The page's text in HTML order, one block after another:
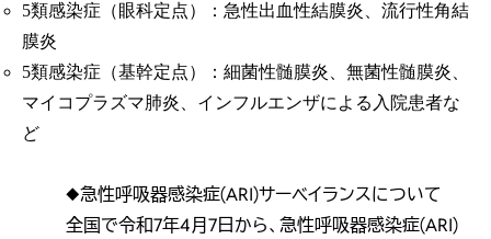
5類感染症（眼科定点）：急性出血性結膜炎、流行性角結
膜炎
5類感染症（基幹定点）：細菌性髄膜炎、無菌性髄膜炎、
マイコプラズマ肺炎、インフルエンザによる入院患者な
ど
◆急性呼吸器感染症(ARI)サーベイランスについて
全国で令和7年4月7日から、急性呼吸器感染症(ARI)